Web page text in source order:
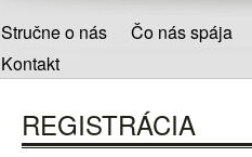
Stručne o nás Čo nás spája
Kontakt
REGISTRÁCIA